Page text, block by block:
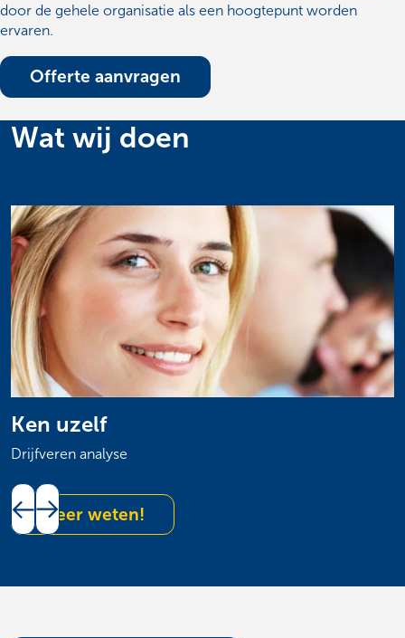
door de gehele organisatie als een hoogtepunt worden
ervaren.
Offerte aanvragen
Wat wij doen
Ken uzelf
Drijfveren analyse
Meer weten!